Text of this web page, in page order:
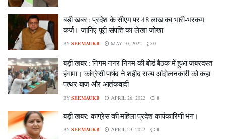
बड़ी खबर : प्रदेश के सीएम पर 48 लाख का भारी-भरकम
कर्ज। जानिए पूरी संपत्ति का लेखा-जोखा
BY SEEMAUKB MAY 10, 2022 0
बड़ी खबर : निगम नगर निगम की बोर्ड बैठक में हुआ जबरदस्त
हंगामा। कांग्रेसी पार्षद ने शहीद राज्य आंदोलनकारी को कहा
पत्थर बाज और आतंकवादी
BY SEEMAUKB APRIL 26, 2022 0
बड़ी खबर: कांग्रेस की महिला प्रदेश कार्यकारिणी भंग।
BY SEEMAUKB APRIL 23, 2022 0